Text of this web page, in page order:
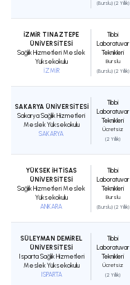
(Burslu) (2 Yıllık)
İZMİR TINAZTEPE
ÜNİVERSİTESİ
Sağlık Hizmetleri Meslek
Yüksekokulu
İZMİR
Tıbbi
Laboratuvar
Teknikleri
Burslu
(Burslu) (2 Yıllık)
SAKARYA ÜNİVERSİTESİ
Sakarya Sağlık Hizmetleri
Meslek Yüksekokulu
SAKARYA
Tıbbi
Laboratuvar
Teknikleri
Ücretsiz
(2 Yıllık)
YÜKSEK İHTİSAS
ÜNİVERSİTESİ
Sağlık Hizmetleri Meslek
Yüksekokulu
ANKARA
Tıbbi
Laboratuvar
Teknikleri
Burslu
(Burslu) (2 Yıllık)
SÜLEYMAN DEMİREL
ÜNİVERSİTESİ
Isparta Sağlık Hizmetleri
Meslek Yüksekokulu
ISPARTA
Tıbbi
Laboratuvar
Teknikleri
Ücretsiz
(2 Yıllık)